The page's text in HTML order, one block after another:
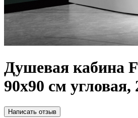
Душевая кабина
90x90 см угловая,
Написать отзыв